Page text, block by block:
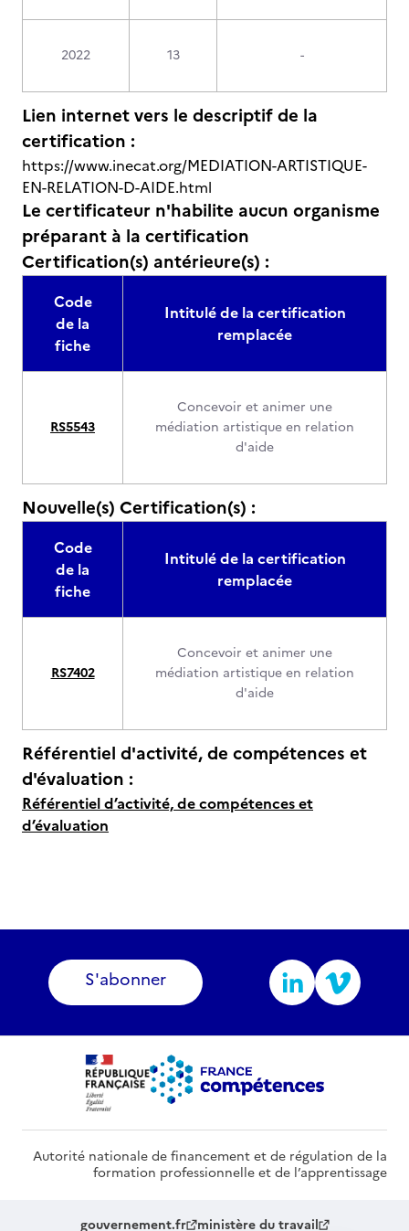
2022 13 -
Lien internet vers le descriptif de la
certification :
https://www.inecat.org/MEDIATION-ARTISTIQUE-
EN-RELATION-D-AIDE.html
Le certificateur n'habilite aucun organisme
préparant à la certification
Certification(s) antérieure(s) :
Code
de la
fiche
Intitulé de la certification
remplacée
RS5543
Concevoir et animer une
médiation artistique en relation
d'aide
Nouvelle(s) Certification(s) :
Code
de la
fiche
Intitulé de la certification
remplacée
RS7402
Concevoir et animer une
médiation artistique en relation
d'aide
Référentiel d'activité, de compétences et
d'évaluation :
Référentiel d’activité, de compétences et
d’évaluation
S'abonner
Autorité nationale de financement et de régulation de la
formation professionnelle et de l’apprentissage
gouvernement.fr ministère du travail